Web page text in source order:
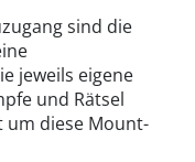
sind die
jeweils eigene
und Rätsel
um diese Mount-